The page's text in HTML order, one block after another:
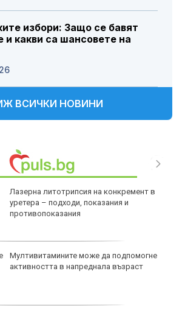
избори: Защо се бавят
и какви са шансовете на
ВСИЧКИ НОВИНИ
Лазерна литотрипсия на конкремент в
уретера – подходи, показания и
противопоказания
Мултивитамините може да подпомогне
активността в напреднала възраст